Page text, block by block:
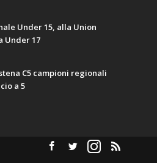
Under 15, alla Union
Under 17
C5 campioni regionali
a 5